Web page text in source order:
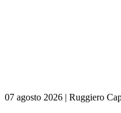
07 agosto 2026 | Ruggiero